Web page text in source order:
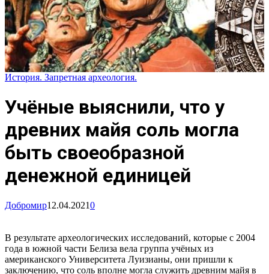
История. Запретная археология.
Учёные выяснили, что у
древних майя соль могла
быть своеобразной
денежной единицей
Добромир12.04.20210
В результате археологических исследований, которые с 2004
года в южной части Белиза вела группа учёных из
американского Университета Луизианы, они пришли к
заключению, что соль вполне могла служить древним майя в